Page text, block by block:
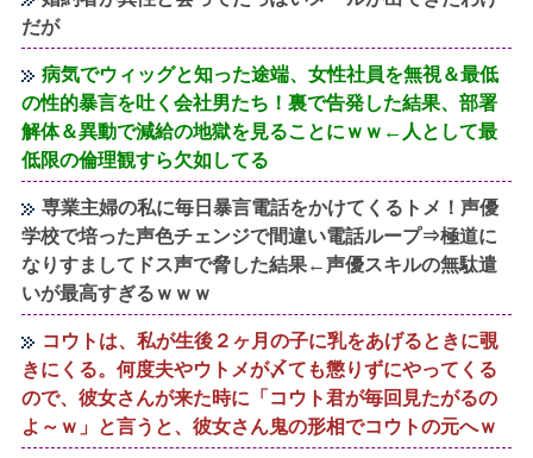
だが
病気でウィッグと知った途端、女性社員を無視＆最低
の性的暴言を吐く会社男たち！裏で告発した結果、部署
解体＆異動で減給の地獄を見ることにｗｗ←人として最
低限の倫理観すら欠如してる
専業主婦の私に毎日暴言電話をかけてくるトメ！声優
学校で培った声色チェンジで間違い電話ループ⇒極道に
なりすましてドス声で脅した結果←声優スキルの無駄遣
いが最高すぎるｗｗｗ
コウトは、私が生後２ヶ月の子に乳をあげるときに覗
きにくる。何度夫やウトメが〆ても懲りずにやってくる
ので、彼女さんが来た時に「コウト君が毎回見たがるの
よ～ｗ」と言うと、彼女さん鬼の形相でコウトの元へｗ